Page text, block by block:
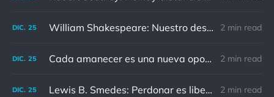
DIC. 25 William Shakespeare: Nuestro destino está en las estrellas, así que levantemos nuestros ojos al cielo 2 min read
DIC. 25 Cada amanecer es una nueva oportunidad 2 min read
DIC. 25 Lewis B. Smedes: Perdonar es liberar a un prisionero y descubrir que el prisionero eras tú 2 min read